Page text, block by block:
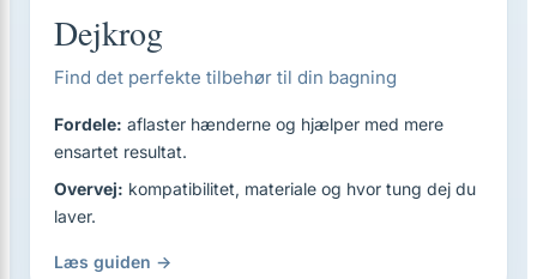
Dejkrog
Find det perfekte tilbehør til din bagning
Fordele: aflaster hænderne og hjælper med mere
ensartet resultat.
Overvej: kompatibilitet, materiale og hvor tung dej du
laver.
Læs guiden →